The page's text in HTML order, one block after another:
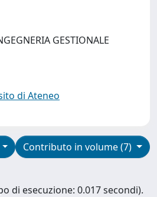
GESTIONALE
di Ateneo
Contributo in volume (7)
di esecuzione: 0.017 secondi).